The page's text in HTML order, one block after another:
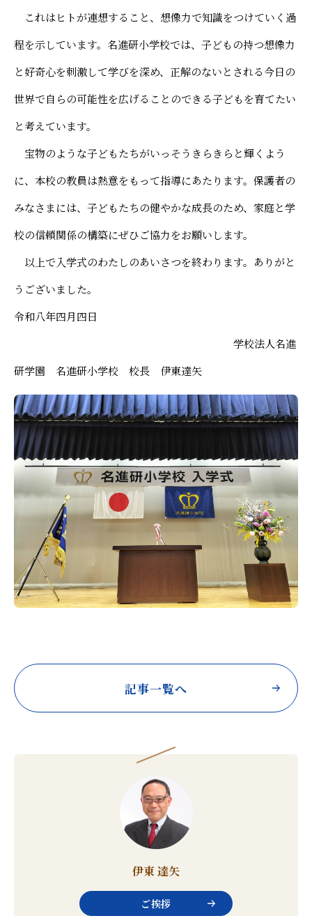
これはヒトが連想すること、想像力で知識をつけていく過
程を示しています。名進研小学校では、子どもの持つ想像力
と好奇心を刺激して学びを深め、正解のないとされる今日の
世界で自らの可能性を広げることのできる子どもを育てたい
と考えています。
宝物のような子どもたちがいっそうきらきらと輝くよう
に、本校の教員は熱意をもって指導にあたります。保護者の
みなさまには、子どもたちの健やかな成長のため、家庭と学
校の信頼関係の構築にぜひご協力をお願いします。
以上で入学式のわたしのあいさつを終わります。ありがと
うございました。
令和八年四月四日
学校法人名進
研学園 名進研小学校 校長 伊東達矢
記事一覧へ
伊東 達矢
ご挨拶